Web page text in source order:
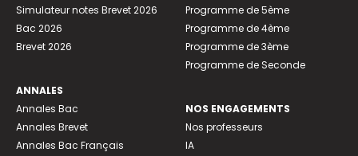
Simulateur notes Brevet 2026
Bac 2026
Brevet 2026
ANNALES
Annales Bac
Annales Brevet
Annales Bac Français
Programme de 5ème
Programme de 4ème
Programme de 3ème
Programme de Seconde
NOS ENGAGEMENTS
Nos professeurs
IA